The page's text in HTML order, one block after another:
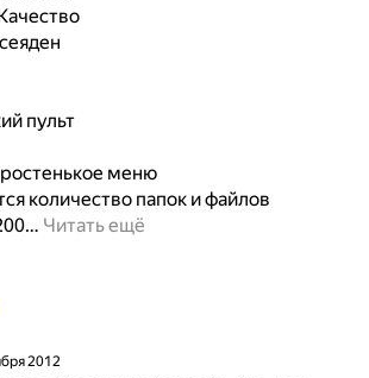
пульт
меню
количество папок и файлов
… Читать ещё
2012